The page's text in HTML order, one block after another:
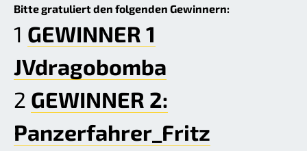
Bitte gratuliert den folgenden Gewinnern:
1 GEWINNER 1
JVdragobomba
2 GEWINNER 2:
Panzerfahrer_Fritz